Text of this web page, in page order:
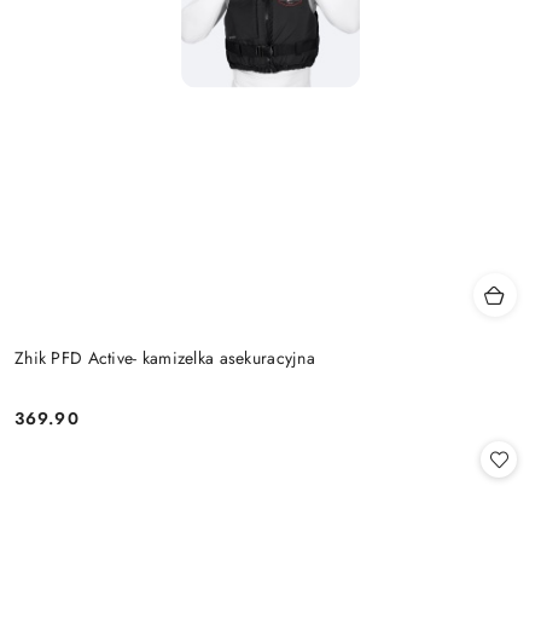
Zhik PFD Active- kamizelka asekuracyjna
Cena:
369.90